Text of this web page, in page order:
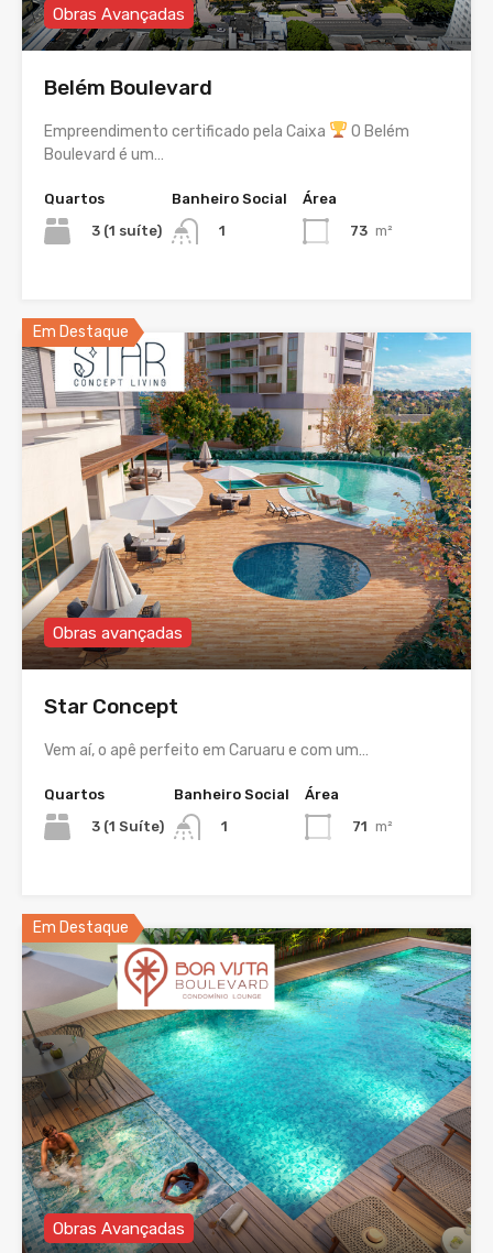
Obras Avançadas
Belém Boulevard
Empreendimento certificado pela Caixa
O Belém
Boulevard é um…
Quartos
3 (1 suíte)
Banheiro Social
1
Área
73 m²
Em Destaque
Obras avançadas
Star Concept
Vem aí, o apê perfeito em Caruaru e com um…
Quartos
3 (1 Suíte)
Banheiro Social
1
Área
71 m²
Em Destaque
Obras Avançadas